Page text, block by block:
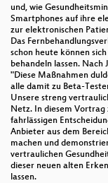
und, wie
Smartphones auf ihre
zur elektronischen
Das
schon heute können
behandeln lassen. Nach
"Diese Maßnahmen
alle damit zu Beta-
Unsere streng
Netz. In diesem
fahrlässigen
Anbieter aus dem
machen und
vertraulichen
dieser neuen alten
lassen.